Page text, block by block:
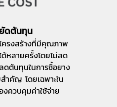
ดต้นทุน
ครงสร้างที่มีคุณภาพ
ด้หลายครั้งโดยไม่ลด
ดต้นทุนในการซื้อยาง
ำคัญ โดยเฉพาะใน
ควบคุมค่าใช้จ่าย